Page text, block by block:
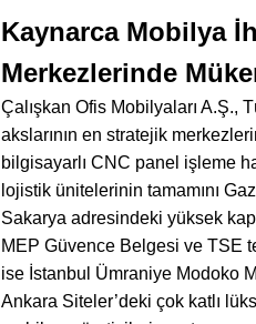
Kaynarca Mobilya
Merkezlerinde
Çalışkan Ofis Mobilyaları A.Ş.,
akslarının en stratejik
bilgisayarlı CNC panel işleme
lojistik ünitelerinin tamamını
Sakarya adresindeki yüksek
MEP Güvence Belgesi ve TSE
ise İstanbul Ümraniye Modoko
Ankara Siteler’deki çok katlı